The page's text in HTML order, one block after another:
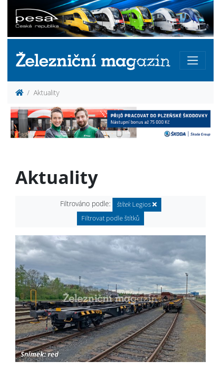
Aktuality
Aktuality
Filtrováno podle: štítekLegios
Filtrovat podle štítků